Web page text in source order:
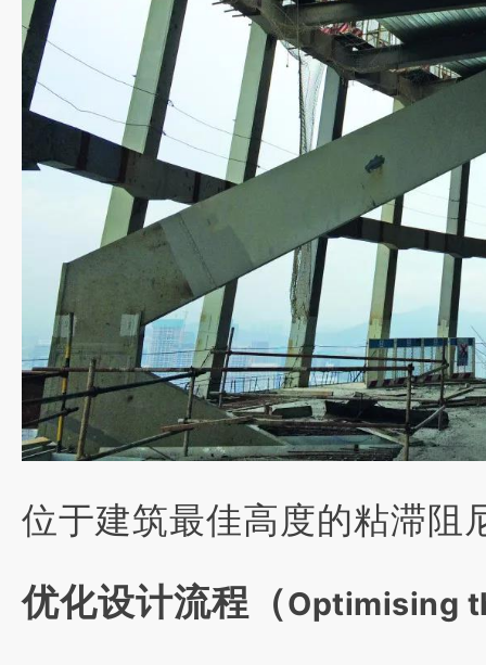
位于建筑最佳高度的粘滞阻
优化设计流程（Optimising